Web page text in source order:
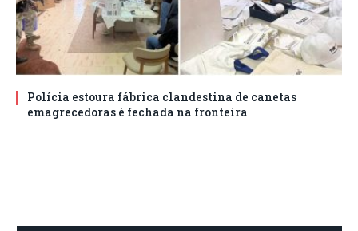
Polícia estoura fábrica clandestina de canetas
emagrecedoras é fechada na fronteira